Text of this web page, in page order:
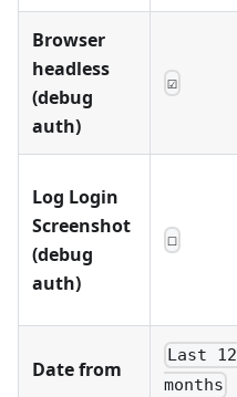
Browser
headless
(debug
auth)
☑
Log Login
Screenshot
(debug
auth)
☐
Date from
Last 12
months